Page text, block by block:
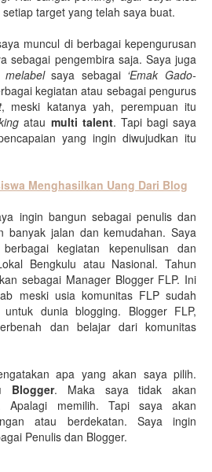
target yang telah saya buat.
muncul di berbagai kepengurusan
sebagai pengembira saja. Saya juga
melabelsaya sebagai ‘Emak Gado-
kegiatan atau sebagai pengurus
, meski katanya yah, perempuan itu
atau multi talent. Tapi bagi saya
yang ingin diwujudkan itu
Menghasilkan Uang Dari Blog
ingin bangun sebagai penulis dan
banyak jalan dan kemudahan. Saya
kegiatan kepenulisan dan
Bengkulu atau Nasional. Tahun
sebagai Manager Blogger FLP. Ini
meski usia komunitas FLP sudah
dunia blogging. Blogger FLP,
dan belajar dari komunitas
apa yang akan saya pilih.
Blogger. Maka saya tidak akan
Apalagi memilih. Tapi saya akan
atau berdekatan. Saya ingin
Penulis dan Blogger.